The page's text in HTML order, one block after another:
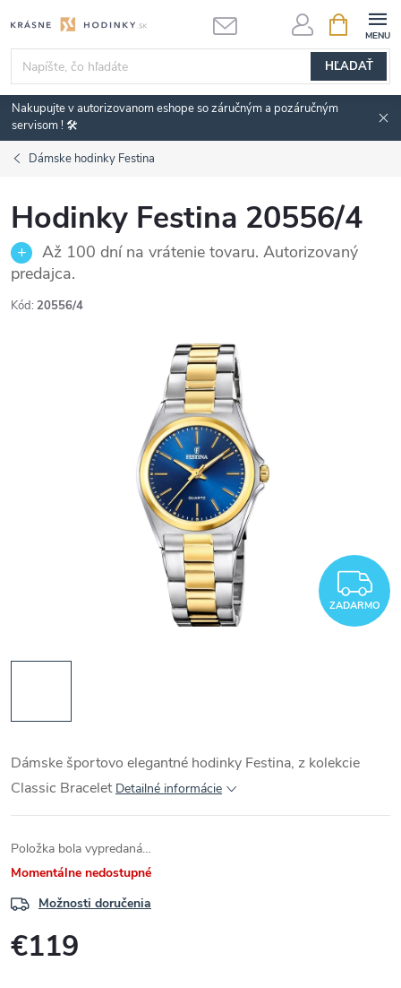
na
obsah
HĽADAŤ
KOŠÍK
Nakupujte v autorizovanom eshope so záručným a pozáručným
servisom ! 🛠️
Dámske hodinky Festina
Hodinky Festina 20556/4
Až 100 dní na vrátenie tovaru. Autorizovaný
predajca.
Kód: 20556/4
ZADARMO
Dámske športovo elegantné hodinky Festina, z kolekcie
Classic Bracelet Detailné informácie
Položka bola vypredaná…
Momentálne nedostupné
Možnosti doručenia
€119